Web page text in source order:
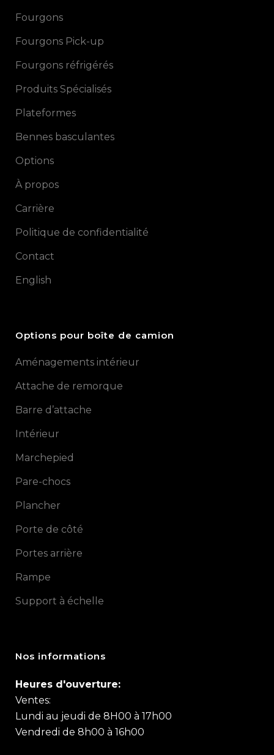
Fourgons
Fourgons Pick-up
Fourgons réfrigérés
Produits Spécialisés
Plateformes
Bennes basculantes
Options
À propos
Carrière
Politique de confidentialité
Contact
English
Options pour boîte de camion
Aménagements intérieur
Attache de remorque
Barre d’attache
Intérieur
Marchepied
Pare-chocs
Plancher
Porte de côté
Portes arrière
Rampe
Support à échelle
Nos informations
Heures d'ouverture:
Ventes:
Lundi au jeudi de 8H00 à 17h00
Vendredi de 8h00 à 16h00